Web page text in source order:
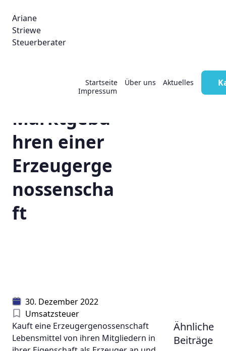
Ariane
Striewe
Steuerberater
Startseite Über uns Aktuelles
Impressum
Marktgebü
hren einer
Erzeugerge
nossenscha
ft
30. Dezember 2022
Umsatzsteuer
Kauft eine Erzeugergenossenschaft
Lebensmittel von ihren Mitgliedern in
Ähnliche
Beiträge